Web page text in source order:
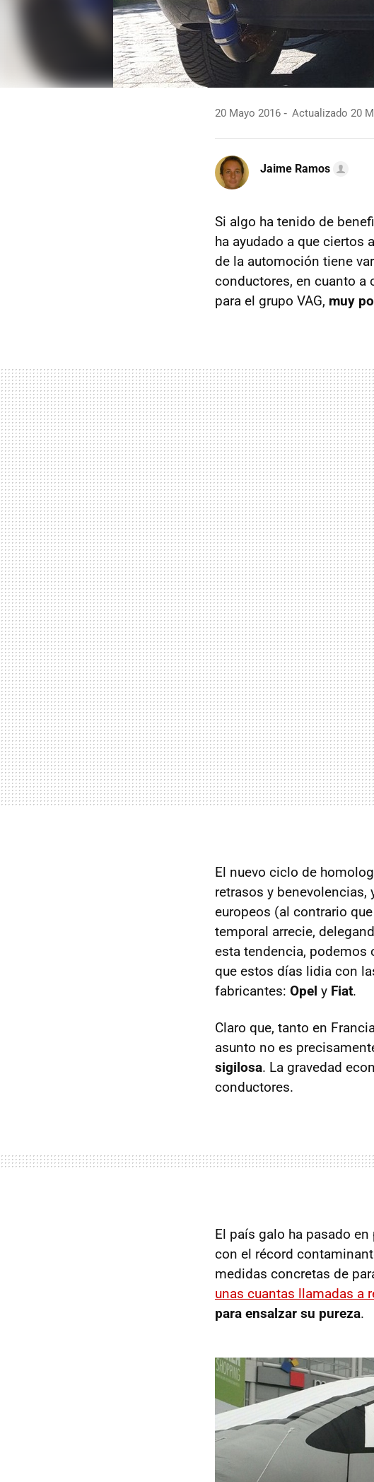
20 Mayo 2016 Actualizado 20
Jaime Ramos
Si algo ha tenido de
ha ayudado a que ciertos
de la automoción tiene
conductores, en cuanto a
para el grupo VAG, muy
El nuevo ciclo de
retrasos y
europeos (al contrario
temporal arrecie,
esta tendencia, podemos
que estos días lidia con
fabricantes: Opel y Fiat.
Claro que, tanto en
asunto no es
sigilosa. La gravedad
conductores.
El país galo ha pasado
con el récord
medidas concretas de
unas cuantas llamadas a
para ensalzar su pureza.